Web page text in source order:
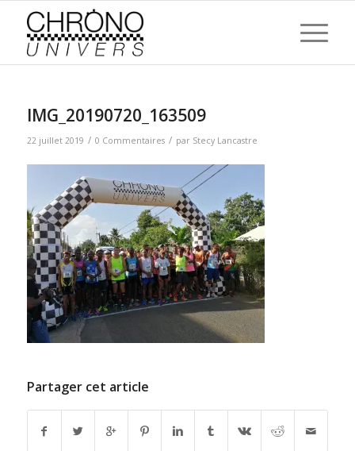
IMG_20190720_163509
22 juillet 2019 / 0 Commentaires / par Stecy Lancastre
Partager cet article